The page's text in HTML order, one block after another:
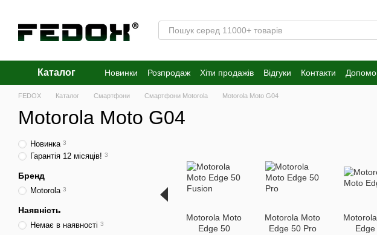
Каталог Новинки Розпродаж Хіти продажів Відгуки Контакти
FEDOX Каталог Смартфони Смартфони Motorola Motorola Moto G04
Motorola Moto G04
Motorola Moto
Edge 50
Motorola Moto
Edge 50 Pro
Edge
Новинка 3
Гарантія 12 місяців! 3
Бренд
Motorola 3
Наявність
Немає в наявності 3